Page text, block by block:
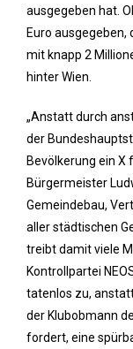
ausgegeben hat.
Euro ausgegeben,
mit knapp 2
hinter Wien.
„Anstatt durch
der
Bevölkerung ein X
Bürgermeister
Gemeindebau,
aller städtischen
treibt damit viele
Kontrollpartei
tatenlos zu,
der Klubobmann
fordert, eine